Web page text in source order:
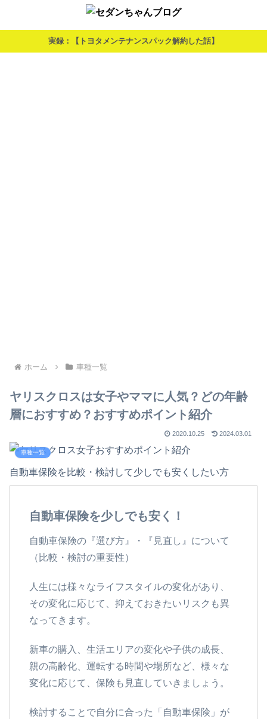
実録：【トヨタメンテナンスパック解約した話】
ホーム 車種一覧
ヤリスクロスは女子やママに人気？どの年齢
層におすすめ？おすすめポイント紹介
2020.10.25 2024.03.01
車種一覧
自動車保険を比較・検討して少しでも安くしたい方
自動車保険を少しでも安く！
自動車保険の『選び方』・『見直し』について
（比較・検討の重要性）
人生には様々なライフスタイルの変化があり、
その変化に応じて、抑えておきたいリスクも異
なってきます。
新車の購入、生活エリアの変化や子供の成長、
親の高齢化、運転する時間や場所など、様々な
変化に応じて、保険も見直していきましょう。
検討することで自分に合った「自動車保険」が